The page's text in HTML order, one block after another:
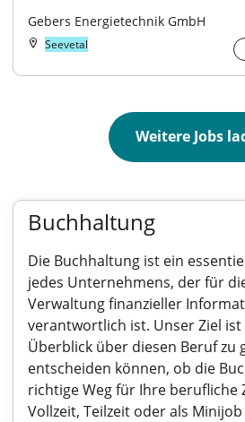
Gebers Energietechnik GmbH
Seevetal
Weitere Jobs
Buchhaltung
Die Buchhaltung ist ein
jedes Unternehmens, der für
Verwaltung finanzieller
verantwortlich ist. Unser Ziel ist
Überblick über diesen Beruf zu
entscheiden können, ob die
richtige Weg für Ihre berufliche
Vollzeit, Teilzeit oder als